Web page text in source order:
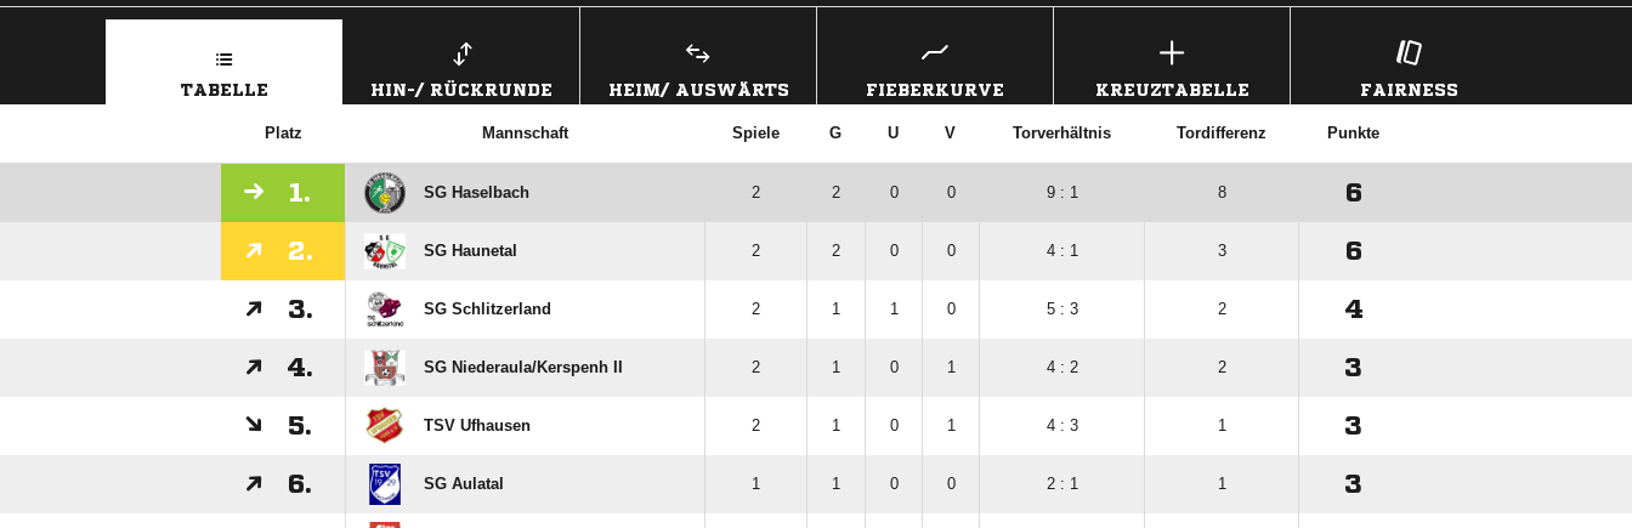
TABELLE HIN-/ RÜCKRUNDE HEIM/ AUSWÄRTS FIEBERKURVE KREUZTABELLE FAIRNESS
Platz Mannschaft Spiele G U V Torverhältnis Tordifferenz Punkte
1. SG Haselbach 2 2 0 0 9 : 1 8 6
2. SG Haunetal 2 2 0 0 4 : 1 3 6
3. SG Schlitzerland 2 1 1 0 5 : 3 2 4
4. SG Niederaula/​Kerspenh II 2 1 0 1 4 : 2 2 3
5. TSV Ufhausen 2 1 0 1 4 : 3 1 3
6. SG Aulatal 1 1 0 0 2 : 1 1 3